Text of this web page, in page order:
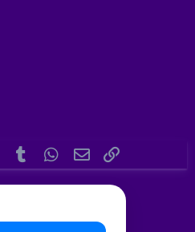
Pinterest
Tumblr WhatsApp
E-posta